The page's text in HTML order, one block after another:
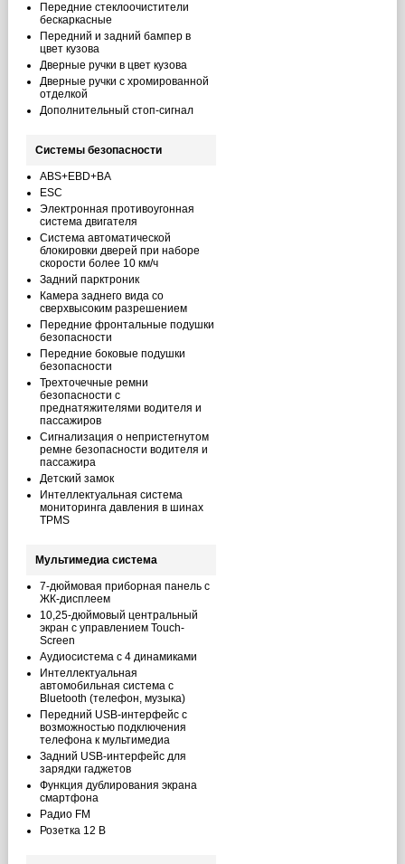
Передние стеклоочистители
бескаркасные
Передний и задний бампер в
цвет кузова
Дверные ручки в цвет кузова
Дверные ручки с хромированной
отделкой
Дополнительный стоп-сигнал
Системы безопасности
ABS+EBD+BA
ESC
Электронная противоугонная
система двигателя
Система автоматической
блокировки дверей при наборе
скорости более 10 км/ч
Задний парктроник
Камера заднего вида со
сверхвысоким разрешением
Передние фронтальные подушки
безопасности
Передние боковые подушки
безопасности
Трехточечные ремни
безопасности с
преднатяжителями водителя и
пассажиров
Сигнализация о непристегнутом
ремне безопасности водителя и
пассажира
Детский замок
Интеллектуальная система
мониторинга давления в шинах
TPMS
Мультимедиа система
7-дюймовая приборная панель с
ЖК-дисплеем
10,25-дюймовый центральный
экран с управлением Touch-
Screen
Аудиосистема с 4 динамиками
Интеллектуальная
автомобильная система с
Bluetooth (телефон, музыка)
Передний USB-интерфейс с
возможностью подключения
телефона к мультимедиа
Задний USB-интерфейс для
зарядки гаджетов
Функция дублирования экрана
смартфона
Радио FM
Розетка 12 В